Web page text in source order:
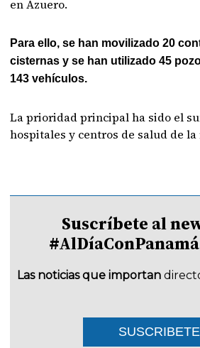
en Azuero.
Para ello, se han movilizado 20
cisternas y se han utilizado 45
143 vehículos.
La prioridad principal ha sido el
hospitales y centros de salud de la
Suscríbete al
Las noticias que importan
SUSCRIBETE